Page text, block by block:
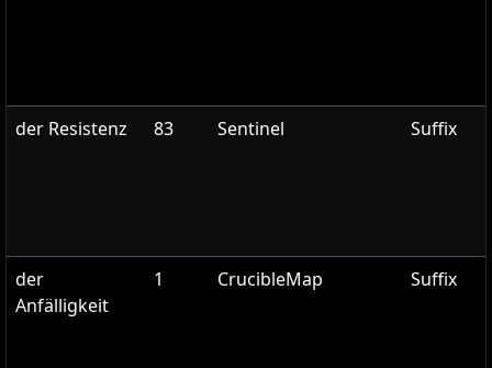
der Resistenz 83 Sentinel Suffix
der
Anfälligkeit
1 CrucibleMap Suffix